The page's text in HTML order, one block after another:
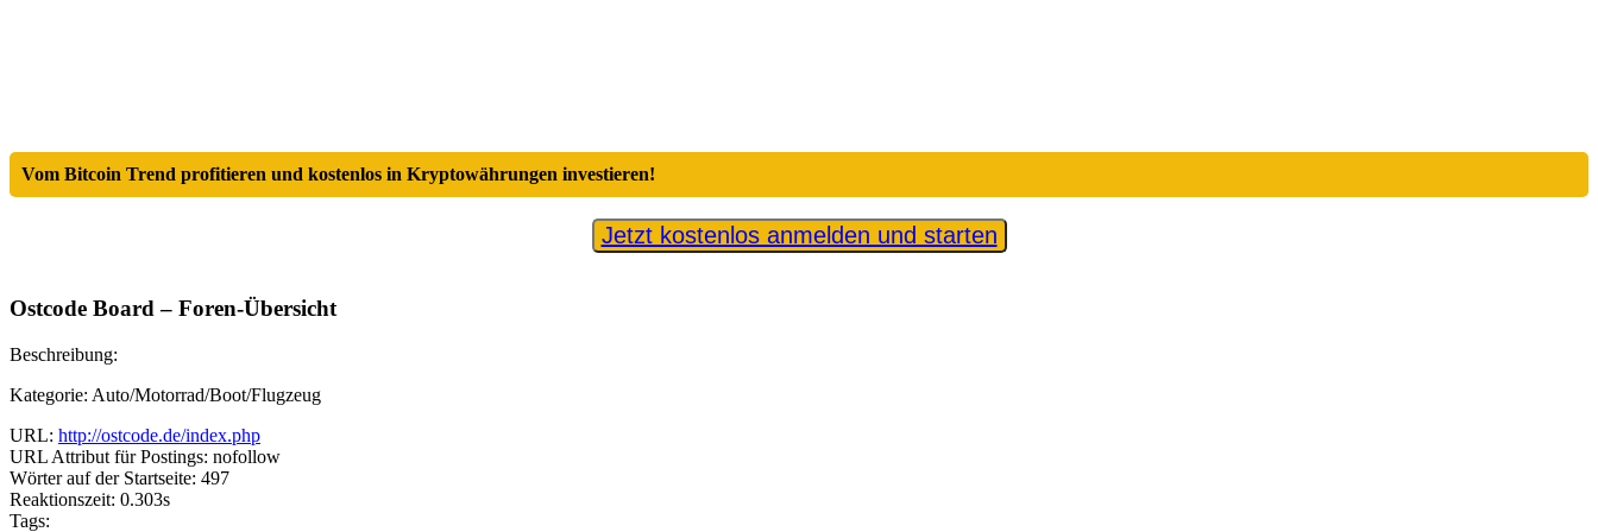
Vom Bitcoin Trend profitieren und kostenlos in Kryptowährungen investieren!
Jetzt kostenlos anmelden und starten
Ostcode Board – Foren-Übersicht
Beschreibung:
Kategorie: Auto/Motorrad/Boot/Flugzeug
URL: http://ostcode.de/index.php
URL Attribut für Postings: nofollow
Wörter auf der Startseite: 497
Reaktionszeit: 0.303s
Tags: